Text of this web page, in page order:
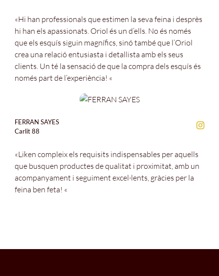
«Hi han professionals que estimen la seva feina i desprès
hi han els apassionats. Oriol és un d’ells. No és només
que els esquís siguin magnífics, sinó també que l’Oriol
crea una relació entusiasta i detallista amb els seus
clients. Un té la sensació de que la compra dels esquís és
només part de l’experiència! «
FERRAN SAYES
Carlit 88
«Liken compleix els requisits indispensables per aquells
que busquen productes de qualitat i proximitat, amb un
acompanyament i seguiment excel·lents, gràcies per la
feina ben feta! «